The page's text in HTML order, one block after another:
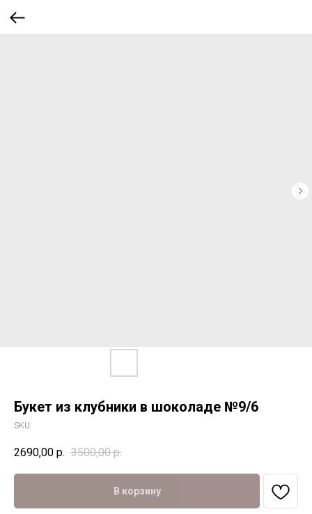
Букет из клубники в шоколаде №9/6
SKU:
2690,00 р. 3500,00 р.
В корзину